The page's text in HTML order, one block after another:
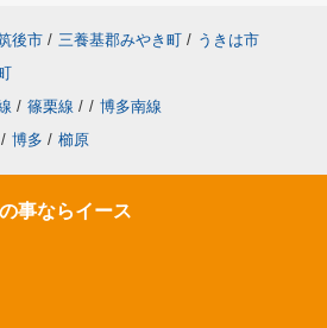
後市 / 三養基郡みやき町 / うきは市
/ 篠栗線 / / 博多南線
/ 博多 / 櫛原
事ならイース